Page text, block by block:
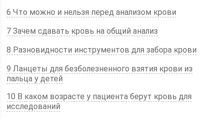
6 Что можно и нельзя перед анализом крови
7 Зачем сдавать кровь на общий анализ
8 Разновидности инструментов для забора крови
9 Ланцеты для безболезненного взятия крови из
пальца у детей
10 В каком возрасте у пациента берут кровь для
исследований